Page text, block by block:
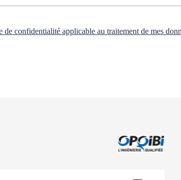
de confidentialité applicable au traitement de mes